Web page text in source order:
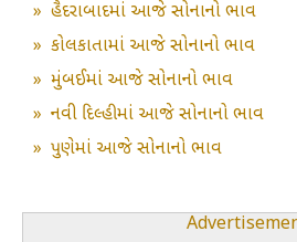
» હૈદરાબાદમાં આજે સોનાનો ભાવ
» કોલકાતામાં આજે સોનાનો ભાવ
» મુંબઈમાં આજે સોનાનો ભાવ
» નવી દિલ્હીમાં આજે સોનાનો ભાવ
» પુણેમાં આજે સોનાનો ભાવ